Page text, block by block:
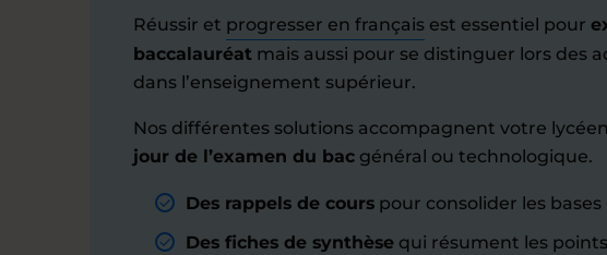
Réussir et progresser en français est essentiel pour
baccalauréat mais aussi pour se distinguer lors des
dans l’enseignement supérieur.
Nos différentes solutions accompagnent votre lycéen
jour de l’examen du bac général ou technologique.
Des rappels de cours pour consolider les bases
Des fiches de synthèse qui résument les